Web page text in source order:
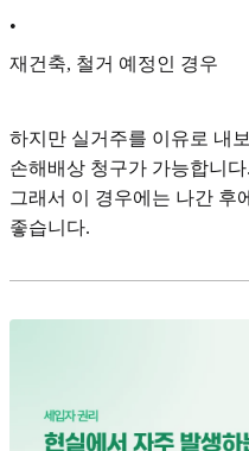
•
재건축, 철거 예정인 경우
하지만 실거주를 이유로 내
손해배상 청구가 가능합니다.
그래서 이 경우에는 나간 후
좋습니다.